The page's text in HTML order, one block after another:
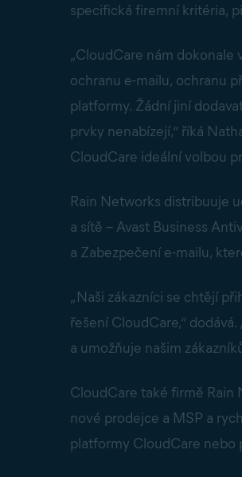
specifická firemní kritéria,
„CloudCare nám dokonale
ochranu e-mailu, ochranu
platformy. Žádní jiní
prvky nenabízejí,“ říká
CloudCare ideální volbou
Rain Networks distribuuje
a sítě – Avast Business
a Zabezpečení e-mailu,
„Naši zákazníci se chtějí
řešení CloudCare,“
a umožňuje našim
CloudCare také firmě
nové prodejce a MSP a
platformy CloudCare nebo